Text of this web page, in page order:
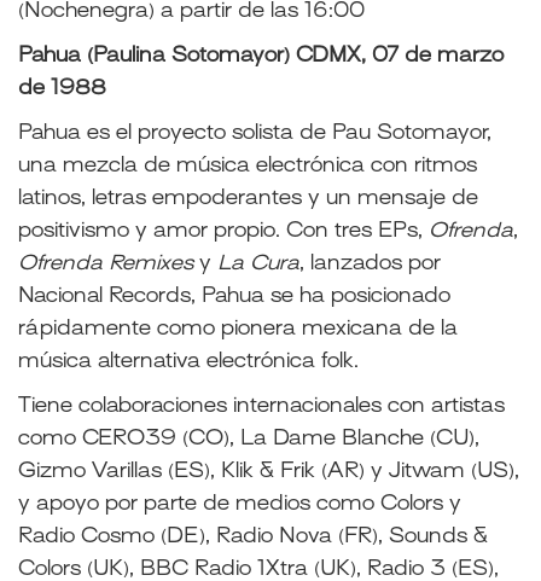
(Nochenegra) a partir de las 16:00
Pahua (Paulina Sotomayor) CDMX, 07 de marzo
de 1988
Pahua es el proyecto solista de Pau Sotomayor,
una mezcla de música electrónica con ritmos
latinos, letras empoderantes y un mensaje de
positivismo y amor propio. Con tres EPs, Ofrenda,
Ofrenda Remixesy La Cura, lanzados por
Nacional Records, Pahua se ha posicionado
rápidamente como pionera mexicana de la
música alternativa electrónica folk.
Tiene colaboraciones internacionales con artistas
como CERO39 (CO), La Dame Blanche (CU),
Gizmo Varillas (ES), Klik & Frik (AR) y Jitwam (US),
y apoyo por parte de medios como Colors y
Radio Cosmo (DE), Radio Nova (FR), Sounds &
Colors (UK), BBC Radio 1Xtra (UK), Radio 3 (ES),